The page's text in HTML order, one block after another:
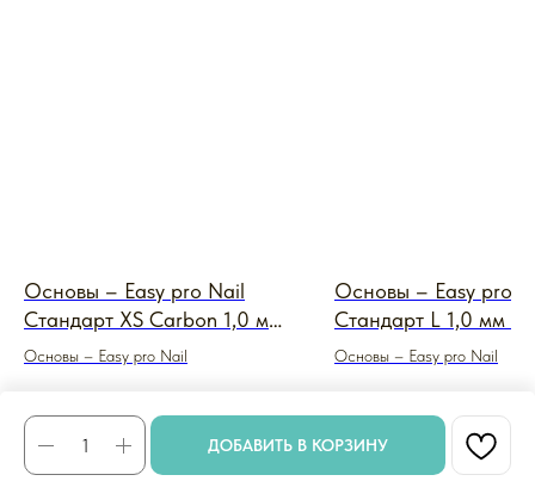
ДОБАВИТЬ В КОРЗИНУ
Основы – Easy pro Nail
Стандарт XS Carbon 1,0 мм
(металл черный)
Основы – Easy pro Nail
Основы – Easy pro
Стандарт L 1,0 мм
пленка Easy)
Основы – Easy pro Nail